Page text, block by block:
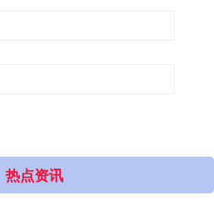
热点资讯